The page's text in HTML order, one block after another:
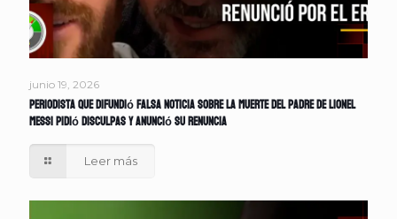
junio 19, 2026
Periodista que difundió falsa noticia sobre la muerte del padre de Lionel
Messi pidió disculpas y anunció su renuncia
Leer más